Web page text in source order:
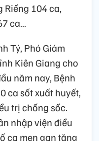
Riềng 104 ca,
ca…
Tý, Phó Giám
Kiên Giang cho
năm nay, Bệnh
ca sốt xuất huyết,
trị chống sốc.
nhập viện điều
ca men gan tăng